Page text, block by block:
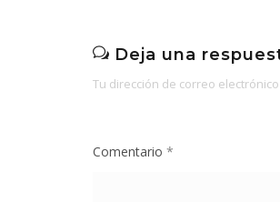
Deja una
Tu dirección de correo
Comentario *